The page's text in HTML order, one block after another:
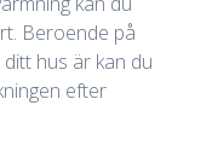
Beroende på
hus är kan du
efter